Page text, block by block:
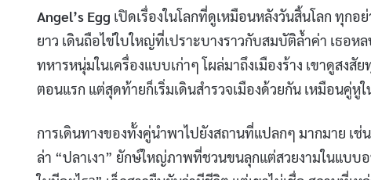
Angel’s Egg เปิดเรื่องในโลกที่ดูเหมือนหลังวันสิ้นโลก ทุก
ยาว เดินถือไข่ใบใหญ่ที่เปราะบางราวกับสมบัติล้ำค่า เธอ
ทหารหนุ่มในเครื่องแบบเก่าๆ โผล่มาถึงเมืองร้าง เขาดูสง
ตอนแรก แต่สุดท้ายก็เริ่มเดินสำรวจเมืองด้วยกัน เหมือนคู่
การเดินทางของทั้งคู่นำพาไปยังสถานที่แปลกๆ มากมาย
ล่า “ปลาเงา” ยักษ์ใหญ่ภาพที่ชวนขนลุกแต่สวยงามในแบบ